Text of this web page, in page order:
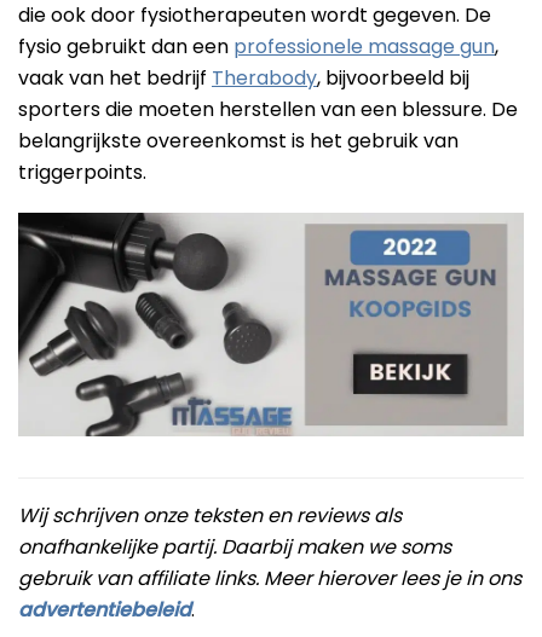
die ook door fysiotherapeuten wordt gegeven. De
fysio gebruikt dan een professionele massage gun,
vaak van het bedrijf Therabody, bijvoorbeeld bij
sporters die moeten herstellen van een blessure. De
belangrijkste overeenkomst is het gebruik van
triggerpoints.
Wij schrijven onze teksten en reviews als
onafhankelijke partij. Daarbij maken we soms
gebruik van affiliate links. Meer hierover lees je in ons
advertentiebeleid.